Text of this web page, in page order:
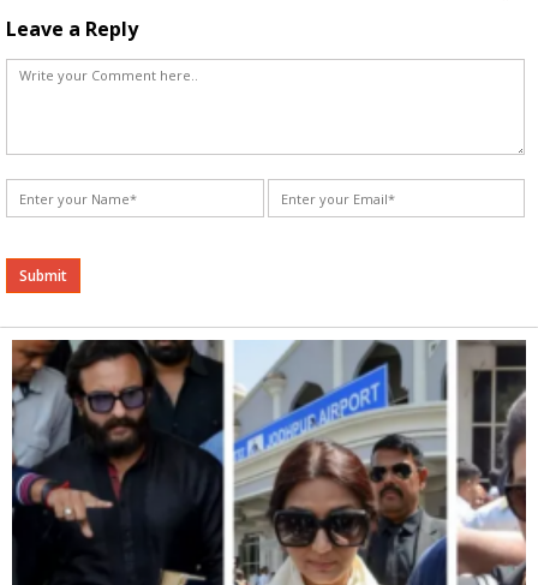
Leave a Reply
Alternative: